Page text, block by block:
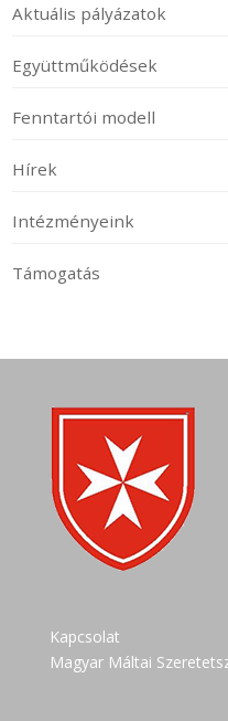
Aktuális pályázatok
Együttműködések
Fenntartói modell
Hírek
Intézményeink
Támogatás
Kapcsolat
Magyar Máltai